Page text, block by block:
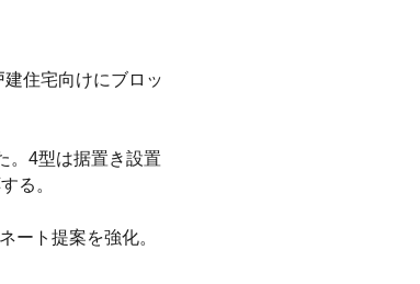
住宅向けにブロッ
。4型は据置き設置
る。
ート提案を強化。